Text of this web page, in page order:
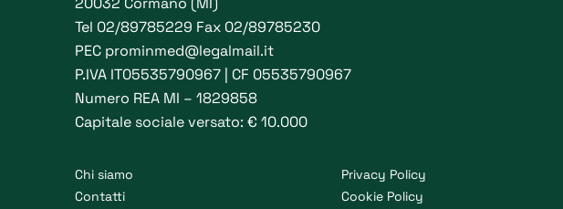
Tel 02/89785229 Fax 02/89785230
PEC prominmed@legalmail.it
P.IVA IT05535790967 | CF 05535790967
Numero REA MI – 1829858
Capitale sociale versato: € 10.000
Chi siamo
Contatti
Privacy Policy
Cookie Policy